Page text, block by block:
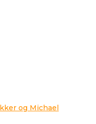
og Michael